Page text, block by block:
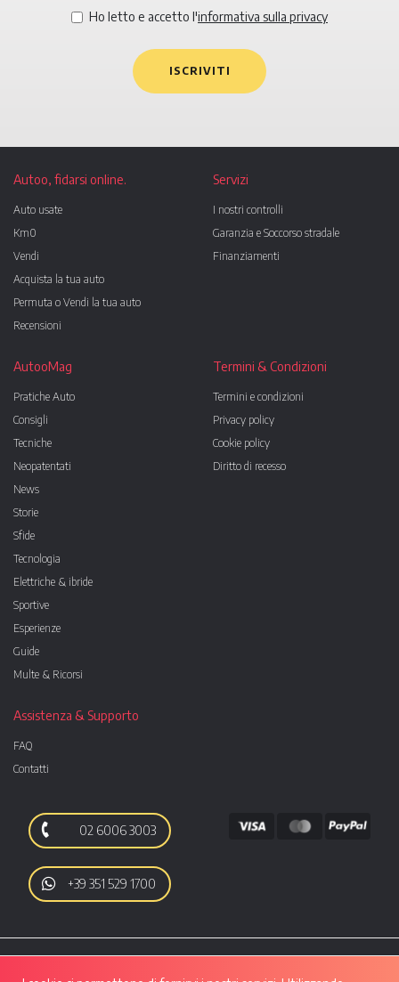
Ho letto e accetto l'informativa sulla privacy
ISCRIVITI
Autoo, fidarsi online.
Auto usate
Km0
Vendi
Acquista la tua auto
Permuta o Vendi la tua auto
Recensioni
Servizi
I nostri controlli
Garanzia e Soccorso stradale
Finanziamenti
AutooMag
Pratiche Auto
Consigli
Tecniche
Neopatentati
News
Storie
Sfide
Tecnologia
Elettriche & ibride
Sportive
Esperienze
Guide
Multe & Ricorsi
Termini & Condizioni
Termini e condizioni
Privacy policy
Cookie policy
Diritto di recesso
Assistenza & Supporto
FAQ
Contatti
02 6006 3003
+39 351 529 1700